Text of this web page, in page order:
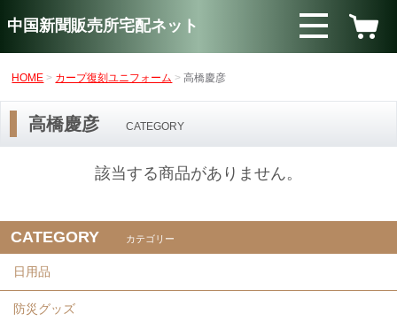
中国新聞販売所宅配ネット
HOME カープ復刻ユニフォーム 高橋慶彦
高橋慶彦 CATEGORY
該当する商品がありません。
CATEGORY カテゴリー
日用品
防災グッズ